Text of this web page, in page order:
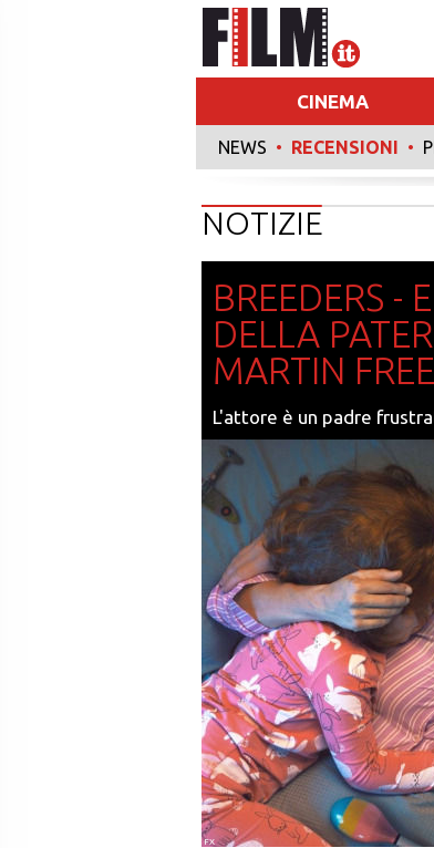
CINEMA
NEWS • RECENSIONI •
NOTIZIE
BREEDERS -
DELLA
MARTIN
L'attore è un padre
FX